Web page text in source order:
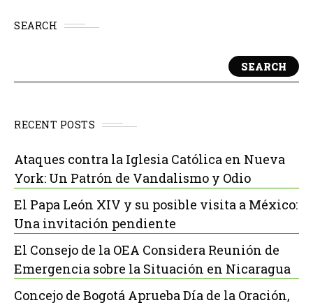
SEARCH
SEARCH
RECENT POSTS
Ataques contra la Iglesia Católica en Nueva
York: Un Patrón de Vandalismo y Odio
El Papa León XIV y su posible visita a México:
Una invitación pendiente
El Consejo de la OEA Considera Reunión de
Emergencia sobre la Situación en Nicaragua
Concejo de Bogotá Aprueba Día de la Oración,